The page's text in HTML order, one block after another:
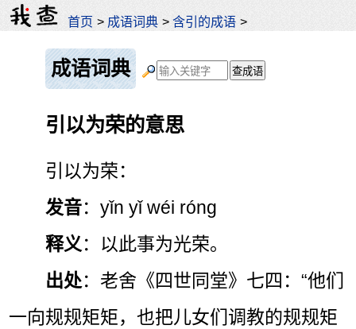
首页 > 成语词典 >含引的成语 >
成语词典
引以为荣的意思
引以为荣：
发音：yǐn yǐ wéi róng
释义 ：以此事为光荣。
出处：老舍《四世同堂》七四：“他们
一向规规矩矩，也把儿女们调教的规规矩